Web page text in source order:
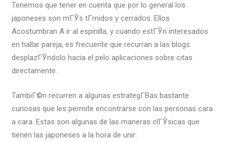
Tenemos que tener en cuenta que por lo general los
japoneses son mГЎs tГ­midos y cerrados. Ellos
Acostumbran A ir al espinilla, y cuando estГЎn interesados
en hallar pareja, es frecuente que recurran a las blogs
desplazГЎndolo hacia el pelo aplicaciones sobre citas
directamente.
TambiГ©n recurren a algunas estrategГ­В­as bastante
curiosas que les permite encontrarse con las personas cara
a cara. Estas son algunas de las maneras clГЎsicas que
tienen las japoneses a la hora de unir: